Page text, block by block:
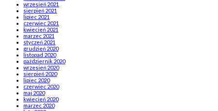
wrzesień 2021
sierpień 2021
lipiec 2021
czerwiec 2021
kwiecień 2021
marzec 2021
styczeń 2021
grudzień 2020
listopad 2020
październik 2020
wrzesień 2020
sierpień 2020
lipiec 2020
czerwiec 2020
maj 2020
kwiecień 2020
marzec 2020